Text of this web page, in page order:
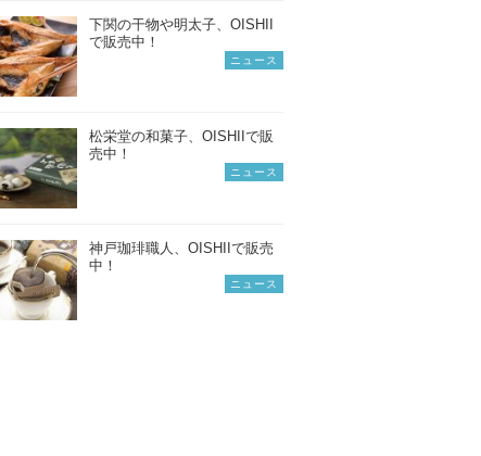
下関の干物や明太子、OISHII
で販売中！
ニュース
松栄堂の和菓子、OISHIIで販
売中！
ニュース
神戸珈琲職人、OISHIIで販売
中！
ニュース